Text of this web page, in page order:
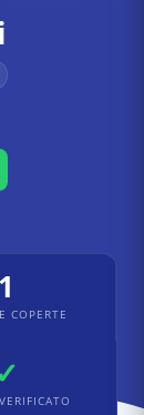
1
COPERTE
✓